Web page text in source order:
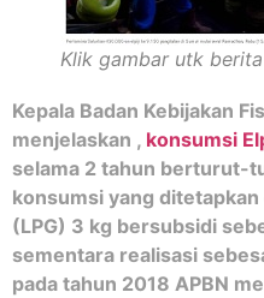
Klik gambar utk
Kepala Badan Kebijakan
menjelaskan , konsumsi
selama 2 tahun berturut-
konsumsi yang
(LPG) 3 kg bersubsidi
sementara realisasi
pada tahun 2018 APBN